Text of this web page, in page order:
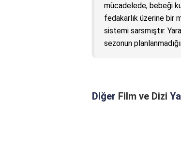
mücadelede, bebeği
fedakarlık üzerine bir
sistemi sarsmıştır.
sezonun
Diğer Film ve Dizi